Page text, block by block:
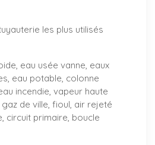
les plus utilisés
eau usée vanne, eaux
eau potable, colonne
incendie, vapeur haute
de ville, fioul, air rejeté
circuit primaire, boucle